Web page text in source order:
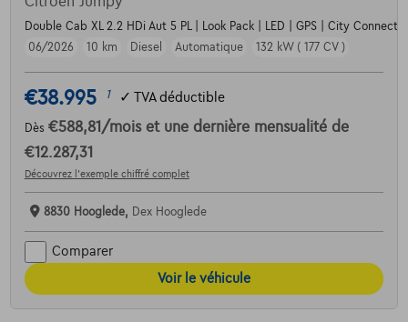
Double Cab XL 2.2 HDi Aut 5 PL | Look Pack | LED | GPS | City Connect
06/2026
10 km Diesel Automatique 132 kW ( 177 CV )
€38.995 1 ✓ TVA déductible
Dès €588,81 /mois et une dernière mensualité de
€12.287,31
Découvrez l’exemple chiffré complet
8830 Hooglede, Dex Hooglede
Comparer
Voir le véhicule